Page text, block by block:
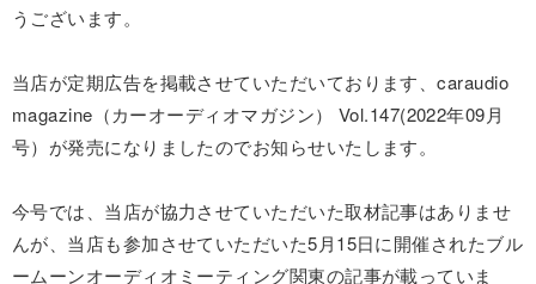
うございます。
当店が定期広告を掲載させていただいております、caraudio
magazine（カーオーディオマガジン） Vol.147(2022年09月
号）が発売になりましたのでお知らせいたします。
今号では、当店が協力させていただいた取材記事はありませ
んが、当店も参加させていただいた5月15日に開催されたブル
ームーンオーディオミーティング関東の記事が載っていま